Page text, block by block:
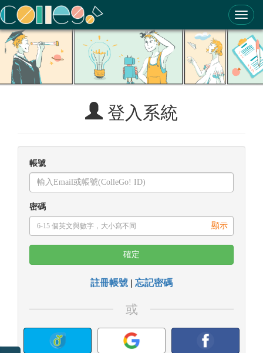
ColleGo! 大學選才與高中育才輔助系統
登入系統
帳號
密碼
顯示
確定
註冊帳號 | 忘記密碼
或